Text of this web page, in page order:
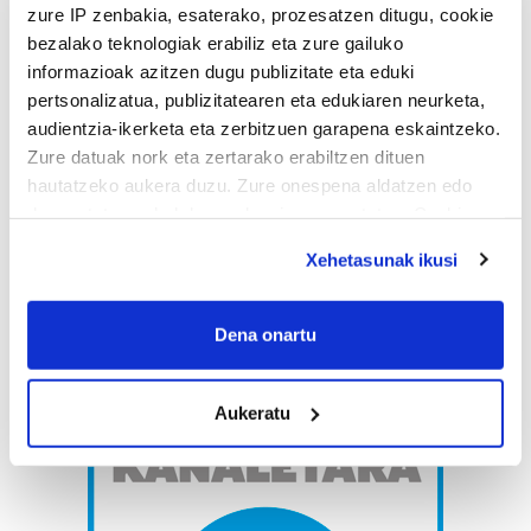
zure IP zenbakia, esaterako, prozesatzen ditugu, cookie
bezalako teknologiak erabiliz eta zure gailuko
informazioak azitzen dugu publizitate eta eduki
pertsonalizatua, publizitatearen eta edukiaren neurketa,
audientzia-ikerketa eta zerbitzuen garapena eskaintzeko.
Zure datuak nork eta zertarako erabiltzen dituen
hautatzeko aukera duzu. Zure onespena aldatzen edo
If you allow, we would also like to:
Collect information about your geographical
meters
Identify your device by actively scanning it for
specific characteristics (fingerprinting)
Find out more about how your personal data is processed
and set your preferences in thedetails section
Xehetasunak ikusi
Dena onartu
Aukeratu